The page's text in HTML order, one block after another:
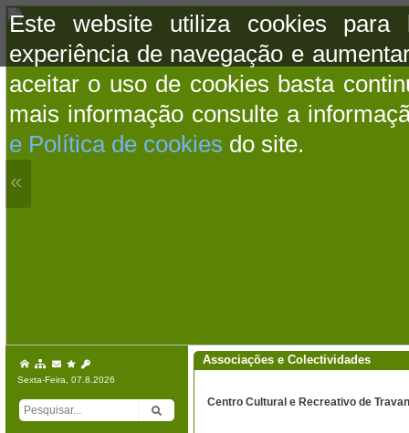
Este website utiliza cookies para
experiência de navegação e
aceitar o uso de cookies basta
mais informação consulte a
e Política de cookies do site.
«
Sexta-Feira, 07.8.2026
Associações e Colectividades
Centro Cultural e Recreativo de